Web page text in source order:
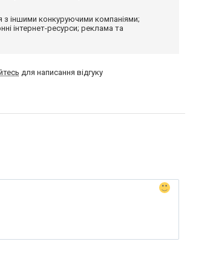
з іншими конкуруючими компаніями;
інтернет-ресурси; реклама та
для написання відгуку